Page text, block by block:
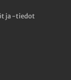
ja -tiedot